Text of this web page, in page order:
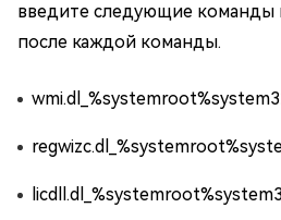
введите следующие команды
после каждой команды.